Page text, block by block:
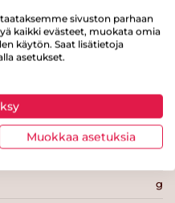
234 kcal
3.5 g
9.2 g
g
sivuston parhaan
kaikki evästeet, muokata omia
käytön. Saat lisätietoja
asetukset.
Muokkaa asetuksia